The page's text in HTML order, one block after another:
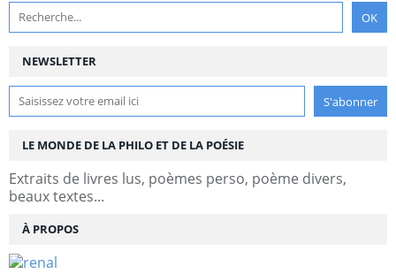
NEWSLETTER
LE MONDE DE LA PHILO ET DE LA POÉSIE
Extraits de livres lus, poèmes perso, poème divers,
beaux textes...
À PROPOS